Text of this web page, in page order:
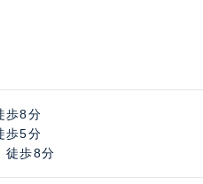
歩8分
歩5分
徒歩8分